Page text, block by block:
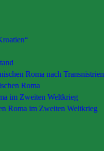
Roma nach Transnistrien
Roma
im Zweiten Weltkrieg
Roma im Zweiten Weltkrieg